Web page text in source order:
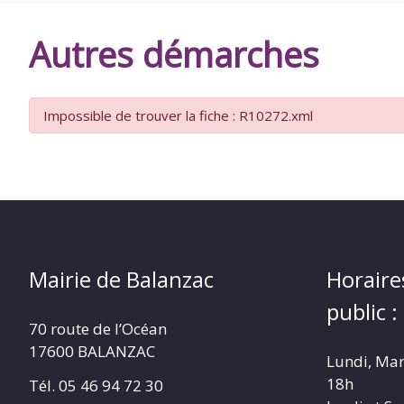
Autres démarches
Impossible de trouver la fiche : R10272.xml
Mairie de Balanzac
70 route de l’Océan
17600 BALANZAC
Tél. 05 46 94 72 30
public :
Lundi,
18h